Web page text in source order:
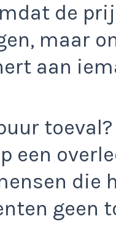
de
maar
aan
een
die
geen